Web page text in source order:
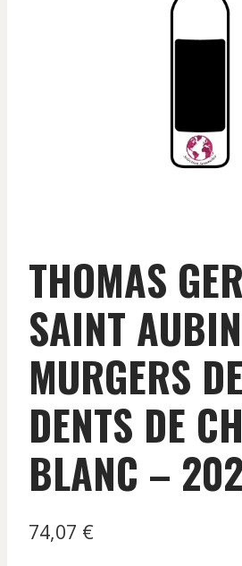
THOMAS
SAINT
MURGERS
DENTS DE
BLANC –
74,07 €